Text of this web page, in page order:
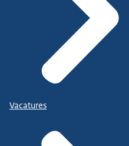
Vacatures